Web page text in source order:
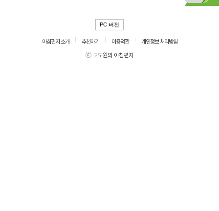
PC 버전
아침편지 소개 추천하기 이용약관
개인정보 처리방침
ⓒ 고도원의 아침편지